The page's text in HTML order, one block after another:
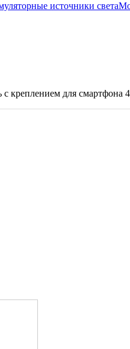
источники света
с креплением для